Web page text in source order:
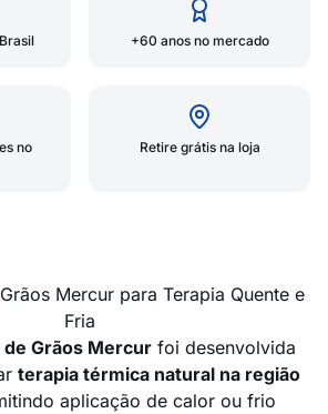
+60 anos no mercado
no
Retire grátis na loja
Mercur para Terapia Quente e
Fria
Grãos Mercurfoi desenvolvida
terapia térmica natural na região
aplicação de calor ou frio